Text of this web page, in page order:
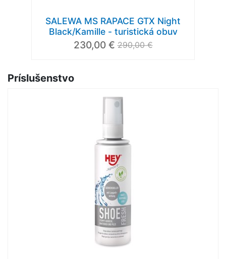
SALEWA MS RAPACE GTX Night
Black/Kamille - turistická obuv
230,00 € 290,00 €
Príslušenstvo